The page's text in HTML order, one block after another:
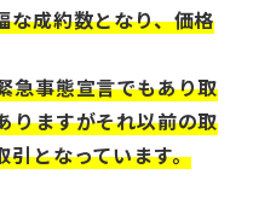
な成約数となり、価格
急事態宣言でもあり取
りますがそれ以前の取
引となっています。